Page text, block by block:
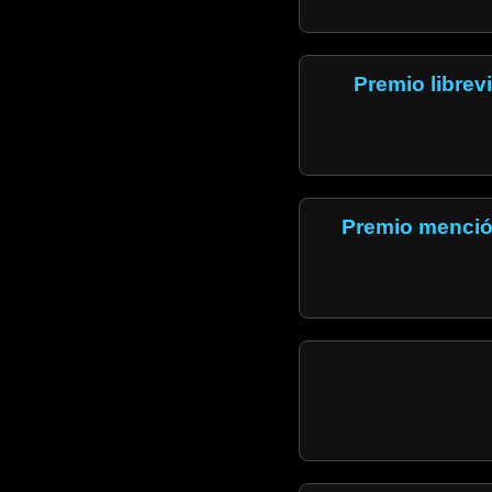
Premio
Premio